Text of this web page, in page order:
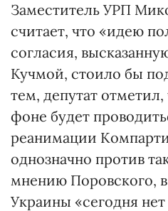
Заместитель УРП
считает, что «идею
согласия,
Кучмой, стоило бы
тем, депутат
фоне будет
реанимации
однозначно против
мнению Поровского,
Украины «сегодня